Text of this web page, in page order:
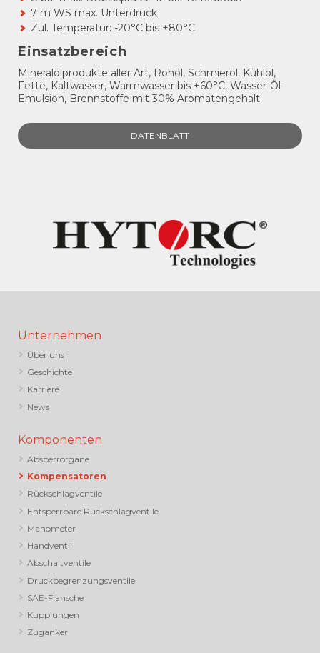
7 m WS max. Unterdruck
Zul. Temperatur: -20°C bis +80°C
Einsatzbereich
Mineralölprodukte aller Art, Rohöl, Schmieröl, Kühlöl,
Fette, Kaltwasser, Warmwasser bis +60°C, Wasser-Öl-
Emulsion, Brennstoffe mit 30% Aromatengehalt
DATENBLATT
Unternehmen
Über uns
Geschichte
Karriere
News
Komponenten
Absperrorgane
Kompensatoren
Rückschlagventile
Entsperrbare Rückschlagventile
Manometer
Handventil
Abschaltventile
Druckbegrenzungsventile
SAE-Flansche
Kupplungen
Zuganker